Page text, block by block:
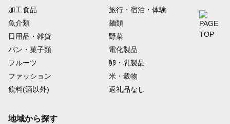
加工食品
旅行・宿泊・体験
魚介類
麺類
日用品・雑貨
野菜
パン・菓子類
電化製品
フルーツ
卵・乳製品
ファッション
米・穀物
飲料(酒以外)
返礼品なし
地域から探す